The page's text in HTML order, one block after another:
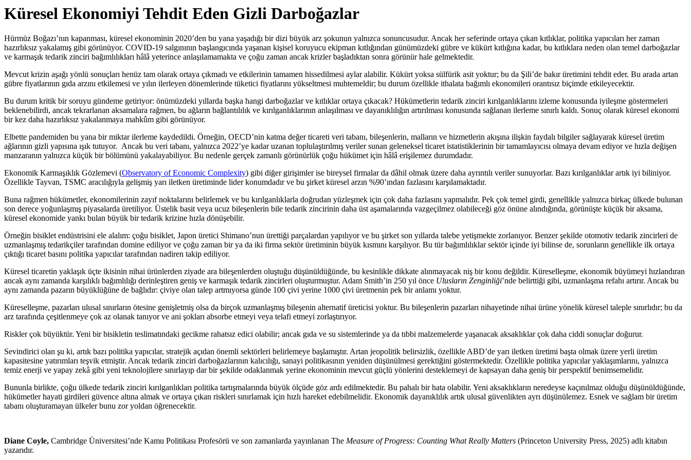
Küresel Ekonomiyi Tehdit Eden Gizli Darboğazlar
Hürmüz Boğazı’nın kapanması, küresel ekonominin 2020’den bu yana yaşadığı bir dizi büyük arz şokunun yalnızca sonuncusudur. Ancak her seferinde ortaya çıkan kıtlıklar, politika yapıcıları her zaman
hazırlıksız yakalamış gibi görünüyor. COVID-19 salgınının başlangıcında yaşanan kişisel koruyucu ekipman kıtlığından günümüzdeki gübre ve kükürt kıtlığına kadar, bu kıtlıklara neden olan temel darboğazlar
ve karmaşık tedarik zinciri bağımlılıkları hâlâ yeterince anlaşılamamakta ve çoğu zaman ancak krizler başladıktan sonra görünür hale gelmektedir.
Mevcut krizin aşağı yönlü sonuçları henüz tam olarak ortaya çıkmadı ve etkilerinin tamamen hissedilmesi aylar alabilir. Kükürt yoksa sülfürik asit yoktur; bu da Şili’de bakır üretimini tehdit eder. Bu arada artan
gübre fiyatlarının gıda arzını etkilemesi ve yılın ilerleyen dönemlerinde tüketici fiyatlarını yükseltmesi muhtemeldir; bu durum özellikle ithalata bağımlı ekonomileri orantısız biçimde etkileyecektir.
Bu durum kritik bir soruyu gündeme getiriyor: önümüzdeki yıllarda başka hangi darboğazlar ve kıtlıklar ortaya çıkacak? Hükümetlerin tedarik zinciri kırılganlıklarını izleme konusunda iyileşme göstermeleri
beklenebilirdi, ancak tekrarlanan aksamalara rağmen, bu ağların bağlantılılık ve kırılganlıklarının anlaşılması ve dayanıklılığın artırılması konusunda sağlanan ilerleme sınırlı kaldı. Sonuç olarak küresel ekonomi
bir kez daha hazırlıksız yakalanmaya mahkûm gibi görünüyor.
Elbette pandemiden bu yana bir miktar ilerleme kaydedildi. Örneğin, OECD’nin katma değer ticareti veri tabanı, bileşenlerin, malların ve hizmetlerin akışına ilişkin faydalı bilgiler sağlayarak küresel üretim
ağlarının gizli yapısına ışık tutuyor. Ancak bu veri tabanı, yalnızca 2022’ye kadar uzanan toplulaştırılmış veriler sunan geleneksel ticaret istatistiklerinin bir tamamlayıcısı olmaya devam ediyor ve hızla değişen
manzaranın yalnızca küçük bir bölümünü yakalayabiliyor. Bu nedenle gerçek zamanlı görünürlük çoğu hükümet için hâlâ erişilemez durumdadır.
Ekonomik Karmaşıklık Gözlemevi (Observatory of Economic Complexity) gibi diğer girişimler ise bireysel firmalar da dâhil olmak üzere daha ayrıntılı veriler sunuyorlar. Bazı kırılganlıklar artık iyi biliniyor.
Özellikle Tayvan, TSMC aracılığıyla gelişmiş yarı iletken üretiminde lider konumdadır ve bu şirket küresel arzın %90’ından fazlasını karşılamaktadır.
Buna rağmen hükümetler, ekonomilerinin zayıf noktalarını belirlemek ve bu kırılganlıklarla doğrudan yüzleşmek için çok daha fazlasını yapmalıdır. Pek çok temel girdi, genellikle yalnızca birkaç ülkede bulunan
son derece yoğunlaşmış piyasalarda üretiliyor. Üstelik basit veya ucuz bileşenlerin bile tedarik zincirinin daha üst aşamalarında vazgeçilmez olabileceği göz önüne alındığında, görünüşte küçük bir aksama,
küresel ekonomide yankı bulan büyük bir tedarik krizine hızla dönüşebilir.
Örneğin bisiklet endüstrisini ele alalım: çoğu bisiklet, Japon üretici Shimano’nun ürettiği parçalardan yapılıyor ve bu şirket son yıllarda talebe yetişmekte zorlanıyor. Benzer şekilde otomotiv tedarik zincirleri de
uzmanlaşmış tedarikçiler tarafından domine ediliyor ve çoğu zaman bir ya da iki firma sektör üretiminin büyük kısmını karşılıyor. Bu tür bağımlılıklar sektör içinde iyi bilinse de, sorunların genellikle ilk ortaya
çıktığı ticaret basını politika yapıcılar tarafından nadiren takip ediliyor.
Küresel ticaretin yaklaşık üçte ikisinin nihai ürünlerden ziyade ara bileşenlerden oluştuğu düşünüldüğünde, bu kesinlikle dikkate alınmayacak niş bir konu değildir. Küreselleşme, ekonomik büyümeyi hızlandıran
ancak aynı zamanda karşılıklı bağımlılığı derinleştiren geniş ve karmaşık tedarik zincirleri oluşturmuştur. Adam Smith’in 250 yıl önce Ulusların Zenginliği’nde belirttiği gibi, uzmanlaşma refahı artırır. Ancak bu
aynı zamanda pazarın büyüklüğüne de bağlıdır: çiviye olan talep artmıyorsa günde 100 çivi yerine 1000 çivi üretmenin pek bir anlamı yoktur.
Küreselleşme, pazarları ulusal sınırların ötesine genişletmiş olsa da birçok uzmanlaşmış bileşenin alternatif üreticisi yoktur. Bu bileşenlerin pazarları nihayetinde nihai ürüne yönelik küresel taleple sınırlıdır; bu da
arz tarafında çeşitlenmeye çok az olanak tanıyor ve ani şokları absorbe etmeyi veya telafi etmeyi zorlaştırıyor.
Riskler çok büyüktür. Yeni bir bisikletin teslimatındaki gecikme rahatsız edici olabilir; ancak gıda ve su sistemlerinde ya da tıbbi malzemelerde yaşanacak aksaklıklar çok daha ciddi sonuçlar doğurur.
Sevindirici olan şu ki, artık bazı politika yapıcılar, stratejik açıdan önemli sektörleri belirlemeye başlamıştır. Artan jeopolitik belirsizlik, özellikle ABD’de yarı iletken üretimi başta olmak üzere yerli üretim
kapasitesine yatırımları teşvik etmiştir. Ancak tedarik zinciri darboğazlarının kalıcılığı, sanayi politikasının yeniden düşünülmesi gerektiğini göstermektedir. Özellikle politika yapıcılar yaklaşımlarını, yalnızca
temiz enerji ve yapay zekâ gibi yeni teknolojilere sınırlayıp dar bir şekilde odaklanmak yerine ekonominin mevcut güçlü yönlerini desteklemeyi de kapsayan daha geniş bir perspektif benimsemelidir.
Bununla birlikte, çoğu ülkede tedarik zinciri kırılganlıkları politika tartışmalarında büyük ölçüde göz ardı edilmektedir. Bu pahalı bir hata olabilir. Yeni aksaklıkların neredeyse kaçınılmaz olduğu düşünüldüğünde,
hükümetler hayati girdileri güvence altına almak ve ortaya çıkan riskleri sınırlamak için hızlı hareket edebilmelidir. Ekonomik dayanıklılık artık ulusal güvenlikten ayrı düşünülemez. Esnek ve sağlam bir üretim
tabanı oluşturamayan ülkeler bunu zor yoldan öğrenecektir.
Diane Coyle, Cambridge Üniversitesi’nde Kamu Politikası Profesörü ve son zamanlarda yayınlanan The Measure of Progress: Counting What Really Matters (Princeton University Press, 2025) adlı kitabın
yazarıdır.